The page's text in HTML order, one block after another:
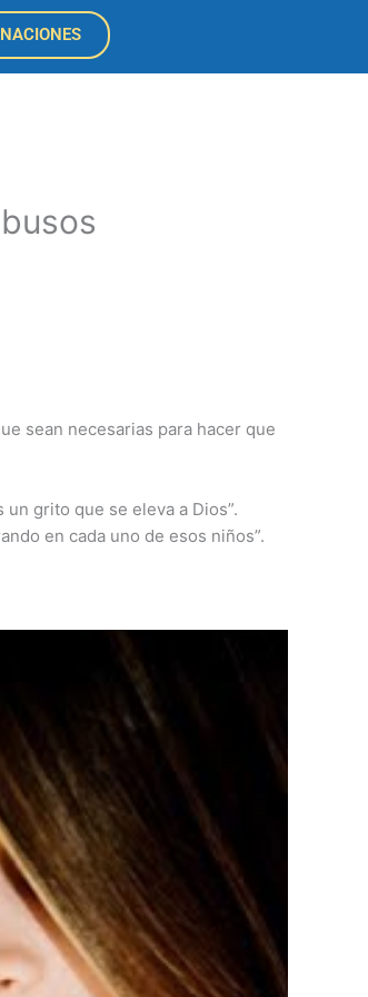
sean necesarias para hacer que
grito que se eleva a Dios”.
en cada uno de esos niños”.